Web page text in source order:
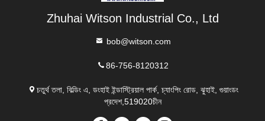
Zhuhai Witson Industrial Co., Ltd
bob@witson.com
86-756-8120312
চতুর্থ তলা, বিল্ডিং এ, ডংহাই ইন্ডাস্ট্রিয়াল পার্ক, চ্যাংপিং রোড, ঝুহাই, গুয়াংডং
প্রদেশ,519020চীন